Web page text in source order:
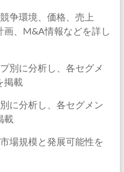
争環境、価格、売上
、M&A情報などを詳し
別に分析し、各セグメ
掲載
に分析し、各セグメン
載
場規模と発展可能性を